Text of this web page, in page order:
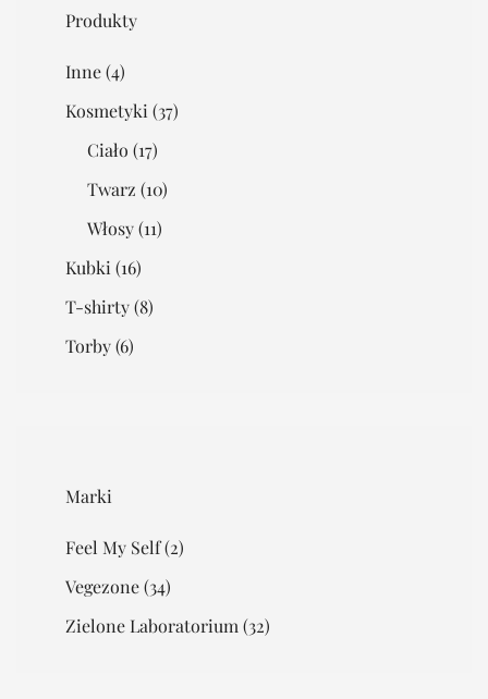
Produkty
Inne(4)
Kosmetyki (37)
Ciało (17)
Twarz (10)
Włosy(11)
Kubki (16)
T-shirty(8)
Torby(6)
Marki
Feel My Self(2)
Vegezone(34)
Zielone Laboratorium (32)